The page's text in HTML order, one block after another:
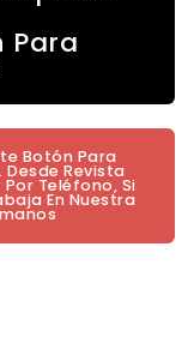
Para
Botón Para
Desde Revista
Por Teléfono, Si
En Nuestra